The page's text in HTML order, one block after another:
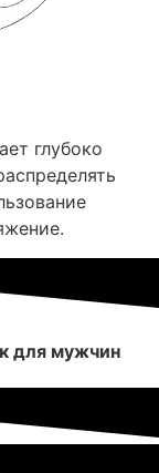
глубоко
для мужчин